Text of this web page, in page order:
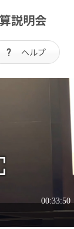
説明会
ヘルプ